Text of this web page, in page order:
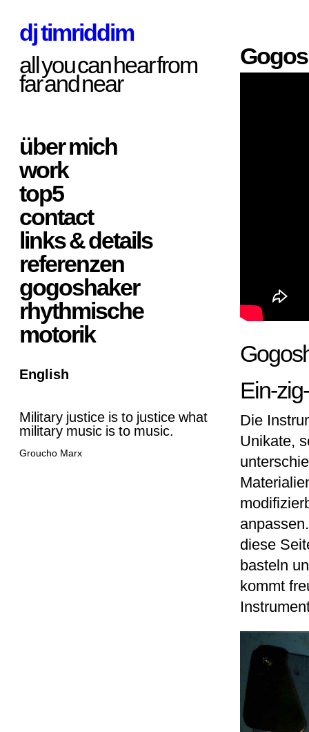
dj timriddim
all you can hear from
far and near
über mich
work
top5
contact
links & details
referenzen
gogoshaker
rhythmische
motorik
English
Military justice is to justice what
military music is to music.
Groucho Marx
Ein-
Die
Unikate,
diese
basteln
kommt